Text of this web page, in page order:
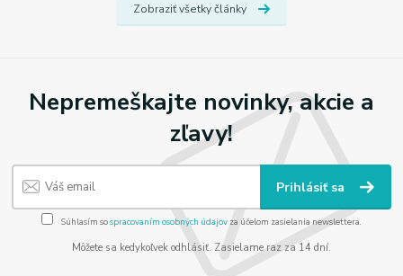
Zobraziť všetky články
Nepremeškajte novinky, akcie a
zľavy!
Prihlásiť sa
Súhlasím sospracovaním osobných údajov za účelom zasielania newslettera.
Môžete sa kedykoľvek odhlásiť. Zasielame raz za 14 dní.